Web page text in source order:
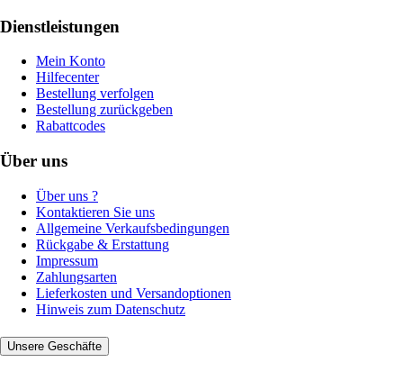
Dienstleistungen
Mein Konto
Hilfecenter
Bestellung verfolgen
Bestellung zurückgeben
Rabattcodes
Über uns
Über uns ?
Kontaktieren Sie uns
Allgemeine Verkaufsbedingungen
Rückgabe & Erstattung
Impressum
Zahlungsarten
Lieferkosten und Versandoptionen
Hinweis zum Datenschutz
Unsere Geschäfte